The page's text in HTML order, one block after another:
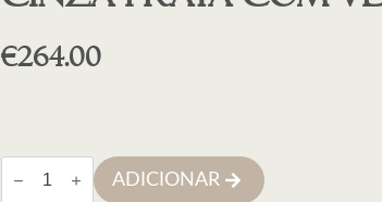
€264.00
Quantidade
de
Base
ADICIONAR